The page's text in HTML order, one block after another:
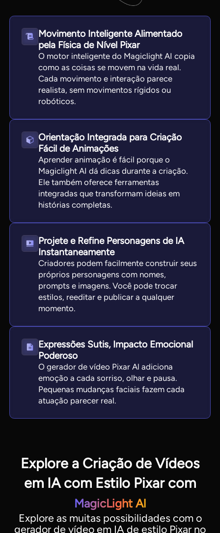
Movimento Inteligente Alimentado
pela Física de Nível Pixar
O motor inteligente do Magiclight AI copia
como as coisas se movem na vida real.
Cada movimento e interação parece
realista, sem movimentos rígidos ou
robóticos.
Orientação Integrada para Criação
Fácil de Animações
Aprender animação é fácil porque o
Magiclight AI dá dicas durante a criação.
Ele também oferece ferramentas
integradas que transformam ideias em
histórias completas.
Projete e Refine Personagens de IA
Instantaneamente
Criadores podem facilmente construir seus
próprios personagens com nomes,
prompts e imagens. Você pode trocar
estilos, reeditar e publicar a qualquer
momento.
Expressões Sutis, Impacto Emocional
Poderoso
O gerador de vídeo Pixar Al adiciona
emoção a cada sorriso, olhar e pausa.
Pequenas mudanças faciais fazem cada
atuação parecer real.
Explore a Criação de Vídeos
em IA com Estilo Pixar com
MagicLight Al
Explore as muitas possibilidades com o
gerador de vídeo em IA de estilo Pixar no